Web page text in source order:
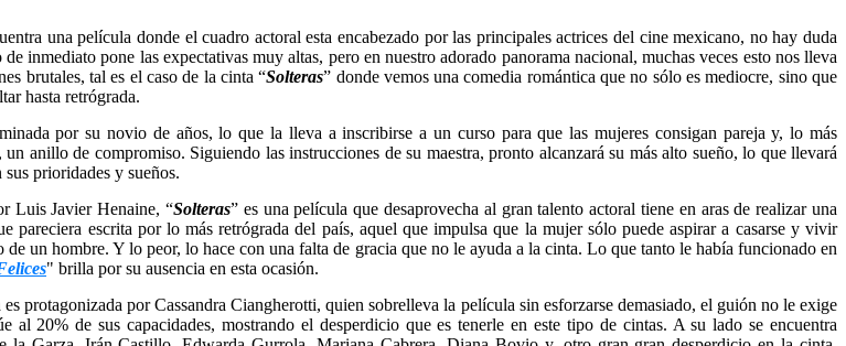
una película donde el cuadro actoral esta encabezado por las principales actrices del cine mexicano, no hay duda
de inmediato pone las expectativas muy altas, pero en nuestro adorado panorama nacional, muchas veces esto nos lleva
brutales, tal es el caso de la cinta “Solteras” donde vemos una comedia romántica que no sólo es mediocre, sino que
hasta retrógrada.
por su novio de años, lo que la lleva a inscribirse a un curso para que las mujeres consigan pareja y, lo más
un anillo de compromiso. Siguiendo las instrucciones de su maestra, pronto alcanzará su más alto sueño, lo que llevará
sus prioridades y sueños.
Luis Javier Henaine, “Solteras” es una película que desaprovecha al gran talento actoral tiene en aras de realizar una
pareciera escrita por lo más retrógrada del país, aquel que impulsa que la mujer sólo puede aspirar a casarse y vivir
de un hombre. Y lo peor, lo hace con una falta de gracia que no le ayuda a la cinta. Lo que tanto le había funcionado en
" brilla por su ausencia en esta ocasión.
protagonizada por Cassandra Ciangherotti, quien sobrelleva la película sin esforzarse demasiado, el guión no le exige
al 20% de sus capacidades, mostrando el desperdicio que es tenerle en este tipo de cintas. A su lado se encuentra